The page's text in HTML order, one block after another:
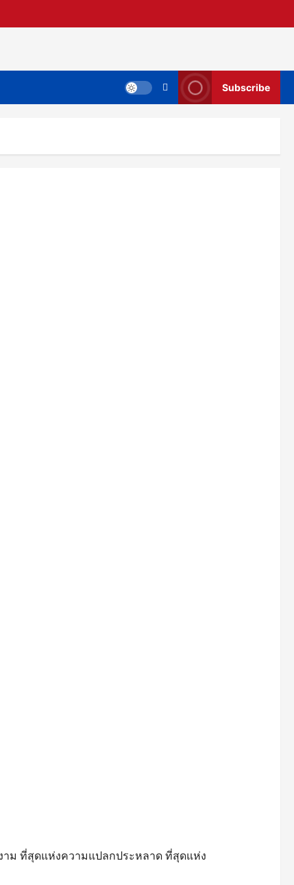
Subscribe
าม ที่สุดแห่งความแปลกประหลาด ที่สุดแห่ง